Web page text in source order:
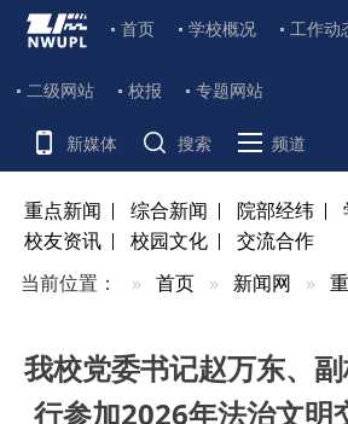
首页 学校概况 工作动
二级网站 校报 专题网站
新媒体 搜索 频道
重点新闻 综合新闻 院部经纬
校友资讯
校园文化
交流合作
当前位置：
首页 新闻网
我校党委书记赵万东、
行参加2026年法治文明